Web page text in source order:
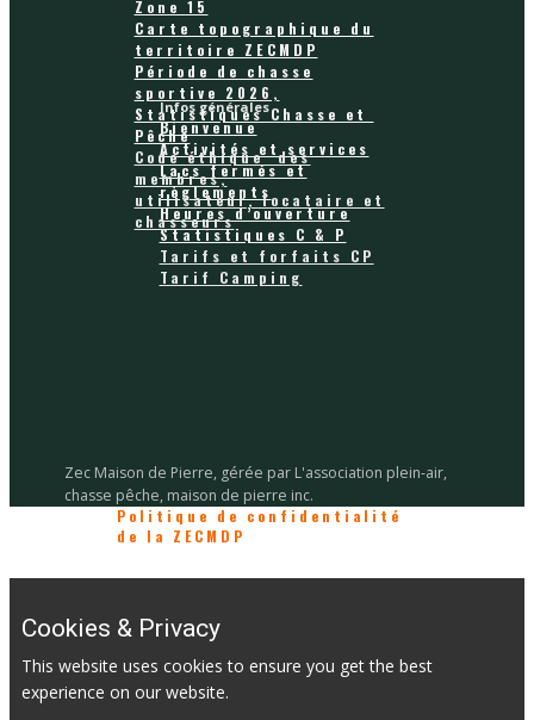
Infos générales
Bienvenue
Activités et services
Lacs fermés et
règlements
Heures d’ouverture
Statistiques C & P
Tarifs et forfaits CP
Tarif Camping
Zone 15
Carte topographique du
territoire ZECMDP
Période de chasse
sportive 2026,
Statistiques Chasse et
Pêche
Code éthique des
membres,
utilisateur, locataire et
chasseurs
Politique de confidentialité
de la ZECMDP
Zec Maison de Pierre, gérée par L'association plein-air,
chasse pêche, maison de pierre inc.
Cookies & Privacy
This website uses cookies to ensure you get the best
experience on our website.